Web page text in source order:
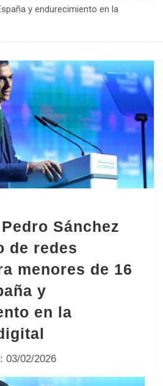
y endurecimiento en la
Sánchez
de redes
menores de 16
y
en la
03/02/2026